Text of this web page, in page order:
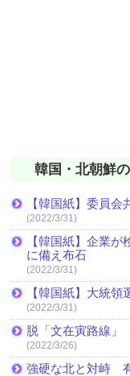
韓国・北朝鮮
【韓国紙】委員会
(2022/3/31)
【韓国紙】企業
に備え布石
(2022/3/31)
【韓国紙】大統
(2022/3/31)
脱「文在寅路線」
(2022/3/26)
強硬な北と対峙